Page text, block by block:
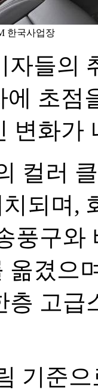
한국사업장
자들의
에 초점
변화가
컬러
되며,
풍구와
옮겼으
층 고급
기준